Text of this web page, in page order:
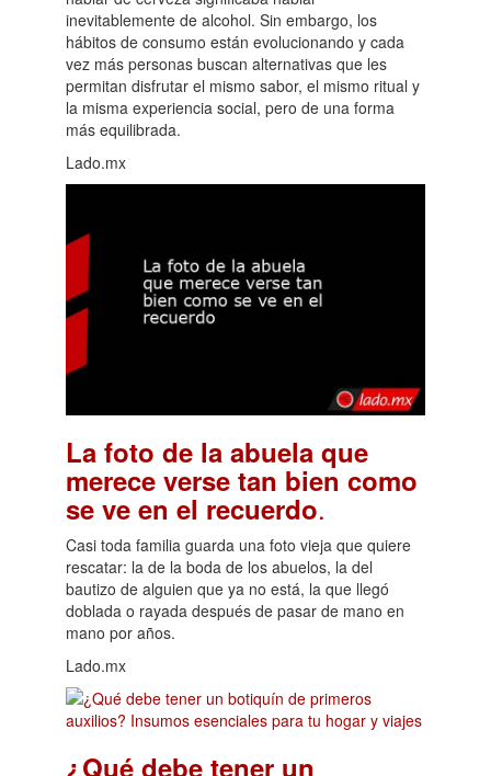
inevitablemente de alcohol. Sin embargo, los
hábitos de consumo están evolucionando y cada
vez más personas buscan alternativas que les
permitan disfrutar el mismo sabor, el mismo ritual y
la misma experiencia social, pero de una forma
más equilibrada.
Lado.mx
La foto de la abuela que
merece verse tan bien como
se ve en el recuerdo.
Casi toda familia guarda una foto vieja que quiere
rescatar: la de la boda de los abuelos, la del
bautizo de alguien que ya no está, la que llegó
doblada o rayada después de pasar de mano en
mano por años.
Lado.mx
¿Qué debe tener un